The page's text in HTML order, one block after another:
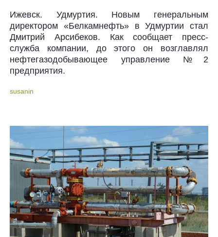
Ижевск. Удмуртия. Новым генеральным
директором «Белкамнефть» в Удмуртии стал
Дмитрий Арсибеков. Как сообщает пресс-
служба компании, до этого он возглавлял
нефтегазодобывающее управление №2
предприятия.
susanin